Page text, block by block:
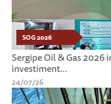
SOG 2026
Sergipe Oil & Gas 2026
investiment...
24/07/26